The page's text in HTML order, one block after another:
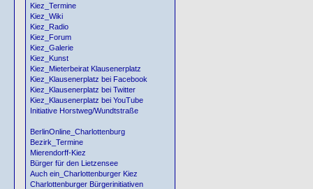
Kiez_Termine
Kiez_Wiki
Kiez_Radio
Kiez_Forum
Kiez_Galerie
Kiez_Kunst
Kiez_Mieterbeirat Klausenerplatz
Kiez_Klausenerplatz bei Facebook
Kiez_Klausenerplatz bei Twitter
Kiez_Klausenerplatz bei YouTube
Initiative Horstweg/Wundtstraße
BerlinOnline_Charlottenburg
Bezirk_Termine
Mierendorff-Kiez
Bürger für den Lietzensee
Auch ein_Charlottenburger Kiez
Charlottenburger Bürgerinitiativen